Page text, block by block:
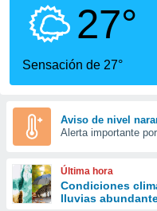
que se
calidad.
a este
las
y
forma
digital
basada
27°
Sensación de 27°
Aviso de nivel
Alerta importante
Última hora
Condiciones
lluvias